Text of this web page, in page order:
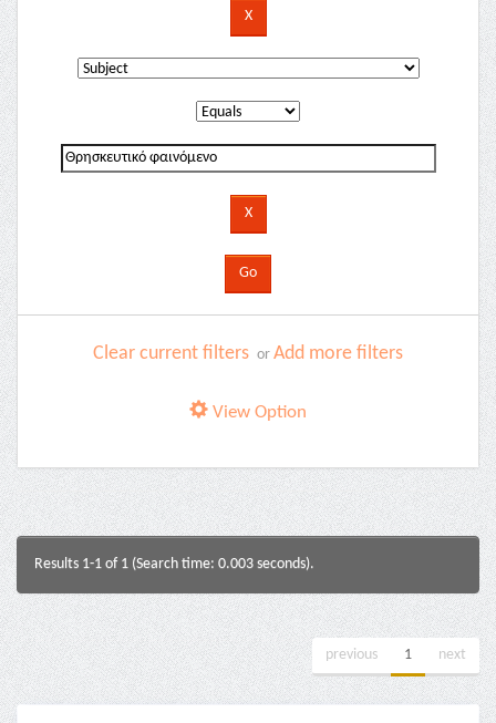
Clear current filters or Add more filters
View Option
Results 1-1 of 1 (Search time: 0.003 seconds).
previous 1 next